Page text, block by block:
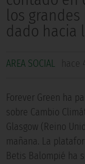
los
dado hacia
AREA SOCIAL
Forever Green ha
sobre Cambio
Glasgow (Reino
mañana. La
Betis Balompié ha